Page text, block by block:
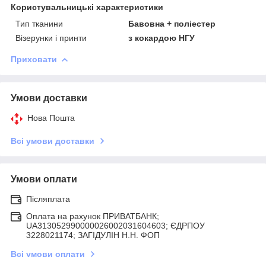
Користувальницькі характеристики
Тип тканини
Бавовна + поліестер
Візерунки і принти
з кокардою НГУ
Приховати
Умови доставки
Нова Пошта
Всі умови доставки
Умови оплати
Післяплата
Оплата на рахунок ПРИВАТБАНК;
UA313052990000026002031604603; ЄДРПОУ
3228021174; ЗАГIДУЛIН Н.Н. ФОП
Всі умови оплати